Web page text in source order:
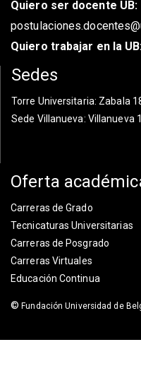
Quiero ser docente UB:
Quiero trabajar en la
Sedes
Torre Universitaria: Zabala
Sede Villanueva: Villanueva
Oferta
Carreras de Grado
Tecnicaturas Universitarias
Carreras de Posgrado
Carreras Virtuales
Educación Continua
© Fundación Universidad de